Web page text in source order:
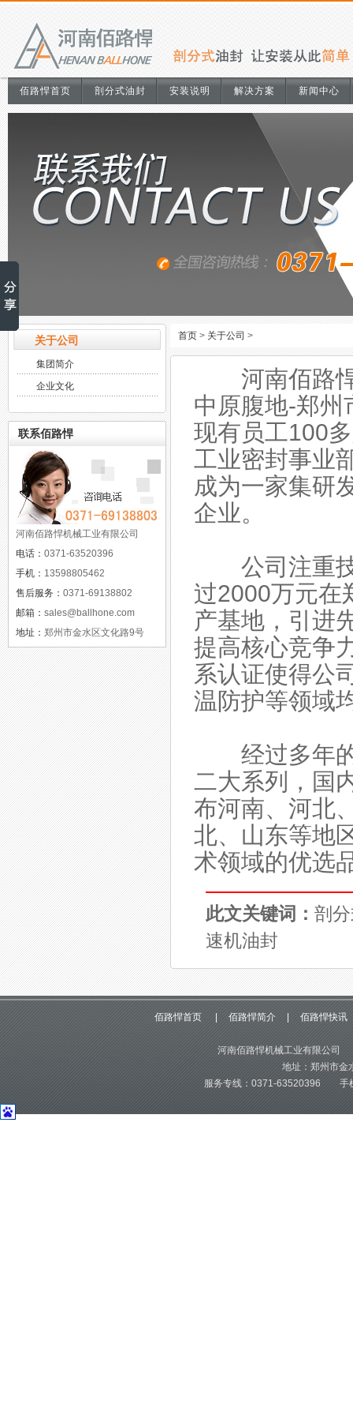
佰路悍首页 剖分式油封 安装说明 解决方案 新闻中心
关于公司
集团简介
企业文化
联系佰路悍
河南佰路悍机械工业有限公司
电话： 0371-63520396
手机： 13598805462
售后服务： 0371-69138802
邮箱： sales@ballhone.com
地址： 郑州市金水区文化路9号
首页 > 关于公司 >
河南佰路悍
中原腹地-郑州
现有员工100
工业密封事业
成为一家集研
企业。
公司注重技
过2000万元在
产基地，引进
提高核心竞争
系认证使得公
温防护等领域
经过多年的
二大系列，国
布河南、河北
北、山东等地
术领域的优选
此文关键词： 剖
速机油封
佰路悍首页 佰路悍简介 佰路悍快讯
河南佰路悍机械工业有限公
地址：郑州市
服务专线：0371-63520396 手